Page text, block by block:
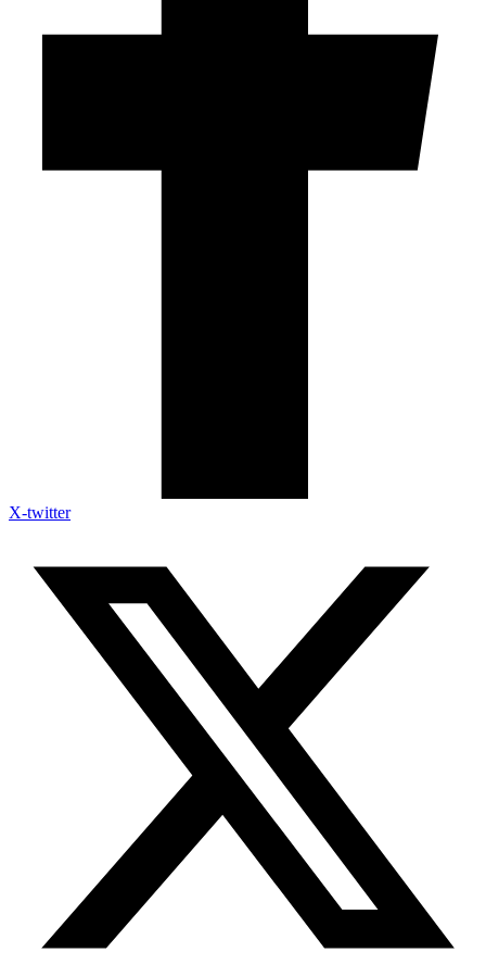
X-twitter